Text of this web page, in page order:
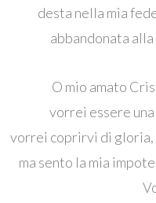
desta nella mia
abbandonata
O mio amato
vorrei essere
vorrei coprirvi di gloria,
ma sento la mia